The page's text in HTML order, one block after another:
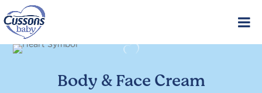
to
content
Body & Face Cream